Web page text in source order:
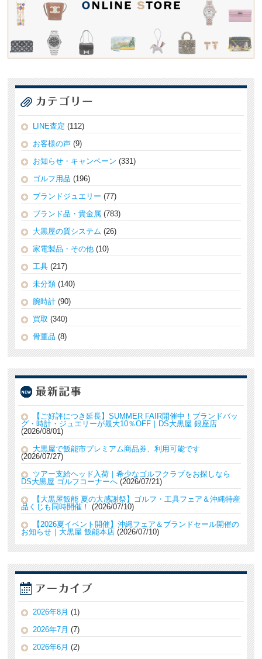
LINE査定 (112)
お客様の声 (9)
お知らせ・キャンペーン (331)
ゴルフ用品 (196)
ブランドジュエリー (77)
ブランド品・貴金属 (783)
大黒屋の質システム (26)
家電製品・その他 (10)
工具 (217)
未分類 (140)
腕時計 (90)
買取 (340)
骨董品 (8)
【ご好評につき延長】SUMMER FAIR開催中！ブランドバッ
グ・時計・ジュエリーが最大10％OFF｜DS大黒屋 銀座店
2026/08/01
大黒屋で飯能市プレミアム商品券、利用可能です
2026/07/27
ツアー支給ヘッド入荷｜希少なゴルフクラブをお探しなら
DS大黒屋 ゴルフコーナーへ 2026/07/21
【大黒屋飯能 夏の大感謝祭】ゴルフ・工具フェア＆沖縄特産
品くじも同時開催！
2026/07/10
【2026夏イベント開催】沖縄フェア＆ブランドセール開催の
お知らせ｜大黒屋 飯能本店 2026/07/10
2026年8月 (1)
2026年7月 (7)
2026年6月 (2)